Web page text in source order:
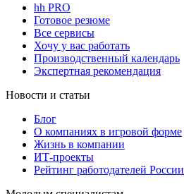
hh PRO
Готовое резюме
Все сервисы
Хочу у вас работать
Производственный календарь
Экспертная рекомендация
Новости и статьи
Блог
О компаниях в игровой форме
Жизнь в компании
ИТ-проекты
Рейтинг работодателей России